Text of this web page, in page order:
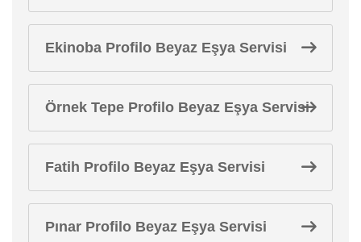
Ekinoba Profilo Beyaz Eşya Servisi
Örnek Tepe Profilo Beyaz Eşya Servisi
Fatih Profilo Beyaz Eşya Servisi
Pınar Profilo Beyaz Eşya Servisi